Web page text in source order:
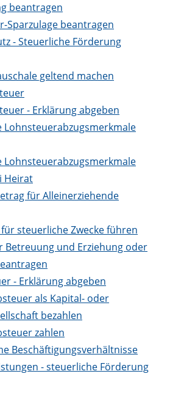
beantragen
Sparzulage beantragen
- Steuerliche Förderung
geltend machen
- Erklärung abgeben
Lohnsteuerabzugsmerkmale
Lohnsteuerabzugsmerkmale
Heirat
für Alleinerziehende
steuerliche Zwecke führen
Betreuung und Erziehung oder
- Erklärung abgeben
als Kapital- oder
bezahlen
zahlen
Beschäftigungsverhältnisse
- steuerliche Förderung